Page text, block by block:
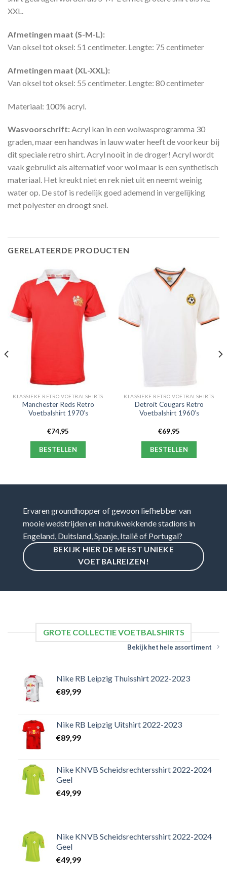
XXL.
Afmetingen maat (S-M-L):
Van oksel tot oksel: 51 centimeter. Lengte: 75 centimeter
Afmetingen maat (XL-XXL):
Van oksel tot oksel: 55 centimeter. Lengte: 80 centimeter
Materiaal: 100% acryl.
Wasvoorschrift:Acryl kan in een wolwasprogramma 30
graden, maar een handwas in lauw water heeft de voorkeur bij
dit speciale retro shirt. Acryl nooit in de droger! Acryl wordt
vaak gebruikt als alternatief voor wol maar is een synthetisch
materiaal. Het kreukt niet en rek niet uit en neemt weinig
water op. De stof is redelijk goed ademend in vergelijking
met polyester en droogt snel.
GERELATEERDE PRODUCTEN
KLASSIEKE RETRO VOETBALSHIRTS
Manchester Reds Retro
Voetbalshirt 1970’s
€74,95
BESTELLEN
KLASSIEKE RETRO VOETBALSHIRTS
Detroit Cougars Retro
Voetbalshirt 1960’s
€69,95
BESTELLEN
Ervaren groundhopper of gewoon liefhebber van
mooie wedstrijden en indrukwekkende stadions in
Engeland, Duitsland, Spanje, Italië of Portugal?
BEKIJK HIER DE MEEST UNIEKE
VOETBALREIZEN!
GROTE COLLECTIE VOETBALSHIRTS
Bekijk het hele assortiment
Nike RB Leipzig Thuisshirt 2022-2023
€89,99
Nike RB Leipzig Uitshirt 2022-2023
€89,99
Nike KNVB Scheidsrechtersshirt 2022-2024
Geel
€49,99
Nike KNVB Scheidsrechtersshirt 2022-2024
Geel
€49,99